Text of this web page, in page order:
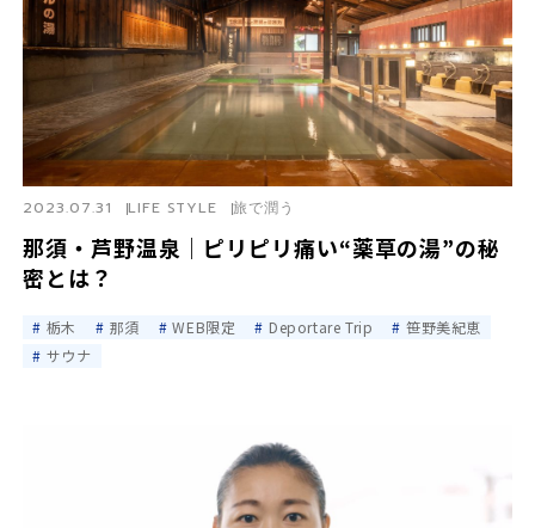
那須・芦野温泉｜ピリピリ痛い“薬草の湯”の秘
密とは？
2023.07.31 LIFE STYLE 旅で潤う
栃木 那須 WEB限定 Deportare Trip
笹野美紀恵
サウナ